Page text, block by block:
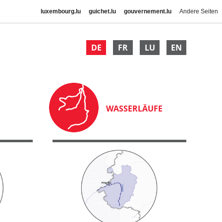
luxembourg.lu guichet.lu gouvernement.lu Andere Seiten
DE FR LU EN
WASSERLÄUFE